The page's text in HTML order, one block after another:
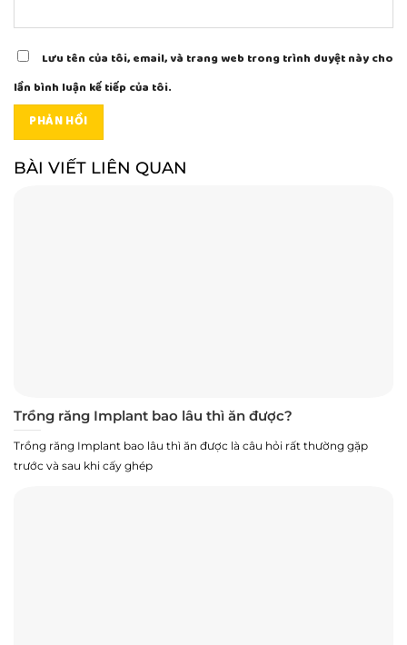
Lưu tên của tôi, email, và trang web trong trình duyệt này cho
lần bình luận kế tiếp của tôi.
BÀI VIẾT LIÊN QUAN
Trồng răng Implant bao lâu thì ăn được?
Trồng răng Implant bao lâu thì ăn được là câu hỏi rất thường gặp
trước và sau khi cấy ghép